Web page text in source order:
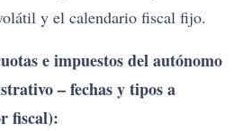
y el calendario fiscal fijo.
e impuestos del autónomo
– fechas y tipos a
fiscal):